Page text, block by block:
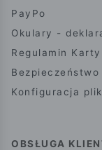
PayPo
Okulary -
Regulamin
Konfiguracja
OBSŁUGA